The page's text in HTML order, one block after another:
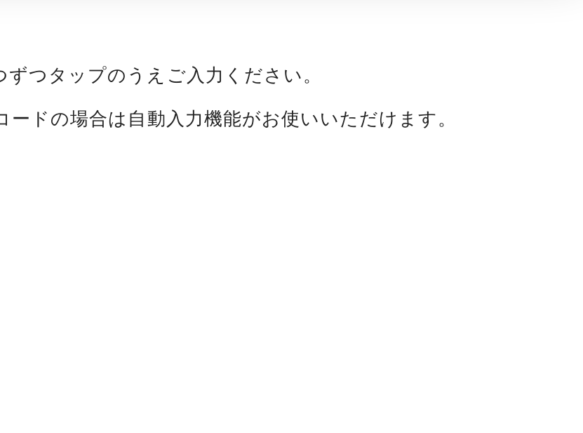
つタップのうえご入力ください。
ードの場合は自動入力機能がお使いいただけます。